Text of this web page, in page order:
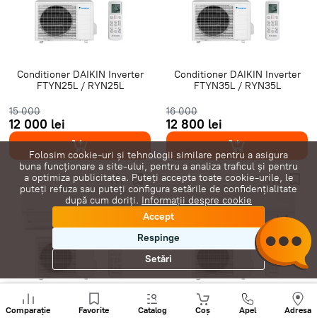
Gree Inverter
Clasă A+++ 7000 BTU
9000 BTU
12000 BTU
16000 BTU 18000 BTU
24000 BTU
50 m²
60 m² 65 m² 80 m² Cu Wi-Fi
Conditioner DAIKIN Inverter
FTYN25L / RYN25L
15 000
12 000 lei
Conditioner DAIKIN Inverter
FTYN35L / RYN35L
16 000
12 800 lei
Conditioner DAIKIN Inverter
Conditioner DAIKIN Inverter
Comparație Favorite Catalog Coș Apel Adresa
Sunați
+
Folosim cookie-uri și tehnologii similare pentru a asigura
buna funcționare a site-ului, pentru a analiza traficul și pentru
a optimiza publicitatea. Puteți accepta toate cookie-urile, le
puteți refuza sau puteți configura setările de confidențialitate
după cum doriți. Informații despre cookie
Accept
Respinge
Setări